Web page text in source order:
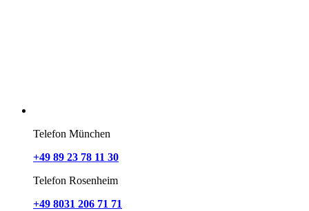
Telefon München
+49 89 23 78 11 30
Telefon Rosenheim
+49 8031 206 71 71